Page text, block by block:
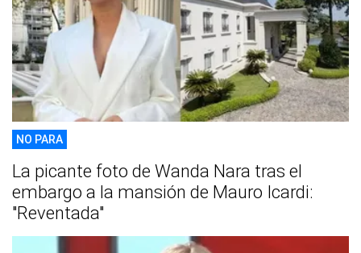
NO PARA
La picante foto de Wanda Nara tras el
embargo a la mansión de Mauro Icardi:
"Reventada"